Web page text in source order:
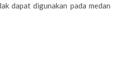
dapat digunakan pada medan